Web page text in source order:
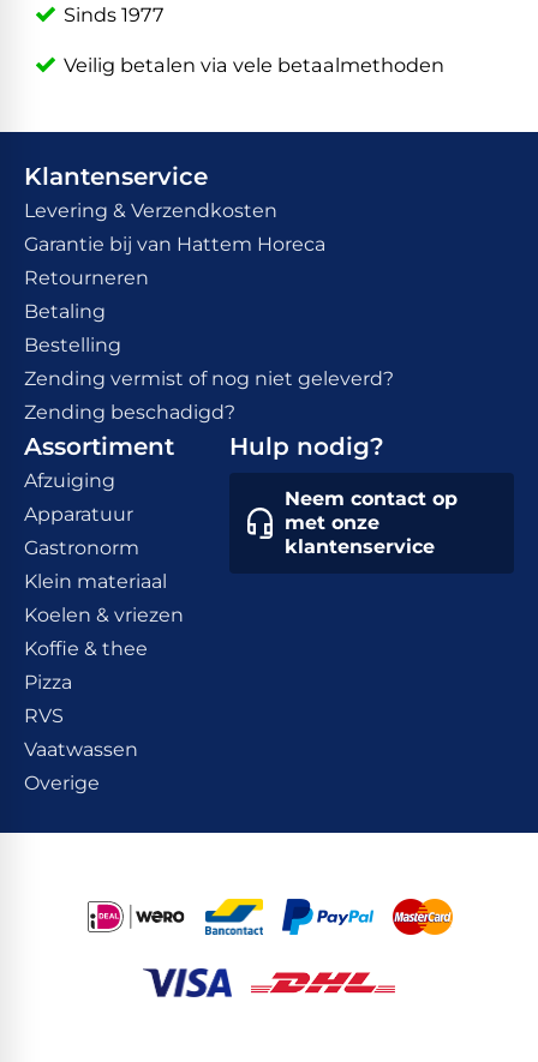
Sinds 1977
Veilig betalen via vele betaalmethoden
Klantenservice
Levering & Verzendkosten
Garantie bij van Hattem Horeca
Retourneren
Betaling
Bestelling
Zending vermist of nog niet geleverd?
Zending beschadigd?
Assortiment
Afzuiging
Apparatuur
Gastronorm
Klein materiaal
Koelen & vriezen
Koffie & thee
Pizza
RVS
Vaatwassen
Overige
Hulp nodig?
Neem contact op
met onze
klantenservice